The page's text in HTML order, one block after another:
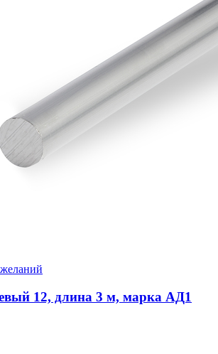
12, длина 3 м, марка АД1